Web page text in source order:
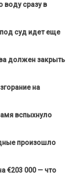
воду сразу в
под суд идет еще
должен закрыть
на
вспыхнуло
произошло
€203 000 — что